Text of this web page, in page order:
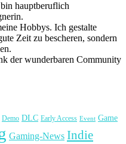
hauptberuflich
Hobbys. Ich gestalte
Zeit zu bescheren, sondern
der wunderbaren Community
Demo DLC Early Access Event Game
Gaming-News Indie